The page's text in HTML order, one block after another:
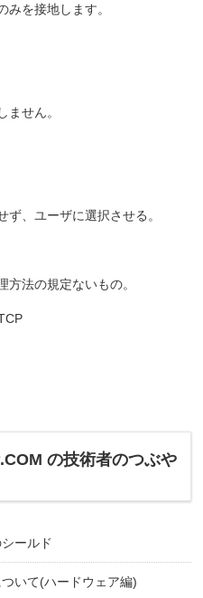
を接地します。
せん。
、ユーザに選択させる。
法の規定ないもの。
の技術者のつぶや
ールド
いて(ハードウェア編)